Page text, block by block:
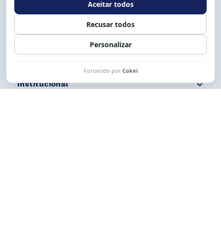
Siga nossas redes Fale conosco
Institucional